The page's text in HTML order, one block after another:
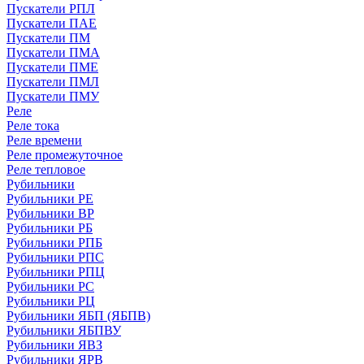
Пускатели РПЛ
Пускатели ПАЕ
Пускатели ПМ
Пускатели ПМА
Пускатели ПМЕ
Пускатели ПМЛ
Пускатели ПМУ
Реле
Реле тока
Реле времени
Реле промежуточное
Реле тепловое
Рубильники
Рубильники РЕ
Рубильники ВР
Рубильники РБ
Рубильники РПБ
Рубильники РПС
Рубильники РПЦ
Рубильники РС
Рубильники РЦ
Рубильники ЯБП (ЯБПВ)
Рубильники ЯБПВУ
Рубильники ЯВЗ
Рубильники ЯРВ